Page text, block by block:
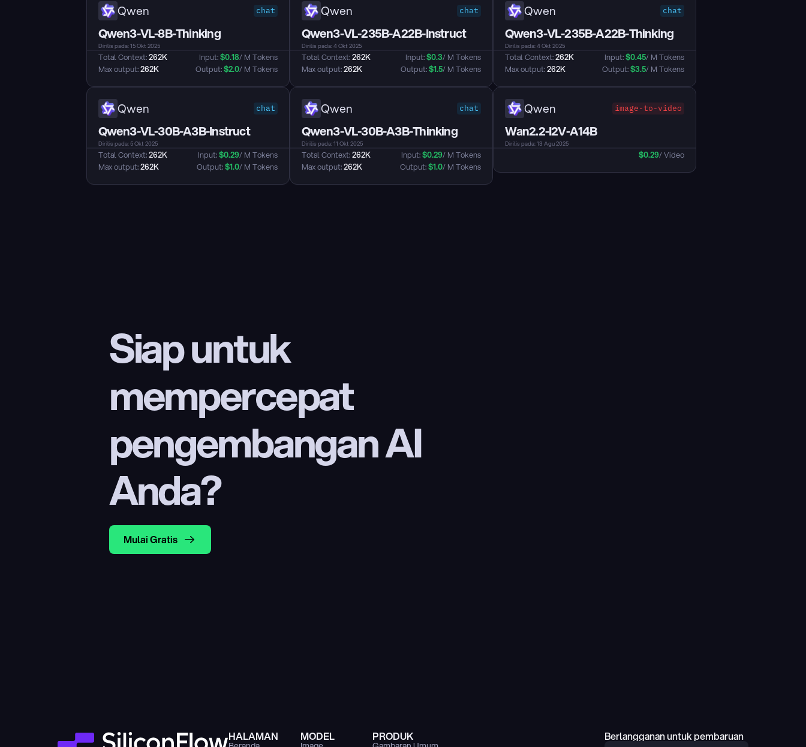
Qwen chat
Qwen3-VL-8B-Thinking
Dirilis pada: 15 Okt 2025
Total Context: 262K
Max output: 262K
Input: $0.18/ M Tokens
Output: $2.0/ M Tokens
Qwen chat
Qwen3-VL-235B-A22B-Instruct
Dirilis pada: 4 Okt 2025
Total Context: 262K
Max output: 262K
Input: $0.3/ M Tokens
Output: $1.5/ M Tokens
Qwen chat
Qwen3-VL-235B-A22B-Thinking
Dirilis pada: 4 Okt 2025
Total Context: 262K
Max output: 262K
Input: $0.45/ M Tokens
Output: $3.5/ M Tokens
Qwen chat
Qwen3-VL-30B-A3B-Instruct
Dirilis pada: 5 Okt 2025
Total Context: 262K
Max output: 262K
Input: $0.29/ M Tokens
Output: $1.0/ M Tokens
Qwen chat
Qwen3-VL-30B-A3B-Thinking
Dirilis pada: 11 Okt 2025
Total Context: 262K
Max output: 262K
Input: $0.29/ M Tokens
Output: $1.0/ M Tokens
Qwen image-to-video
Wan2.2-I2V-A14B
Dirilis pada: 13 Agu 2025
$0.29/ Video
Siap untuk
mempercepat
pengembangan AI
Anda?
Mulai Gratis
HALAMAN MODEL PRODUK Berlangganan untuk pembaruan